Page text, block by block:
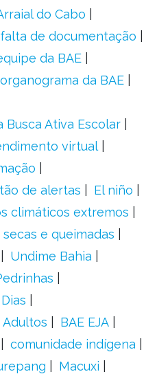
do Cabo
falta de documentação
da BAE
organograma da BAE
Ativa Escolar
virtual
de alertas
El niño
climáticos extremos
secas e queimadas
Undime Bahia
Adultos
BAE EJA
comunidade indígena
Macuxi